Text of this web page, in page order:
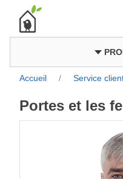
Accueil / Service
Portes et les